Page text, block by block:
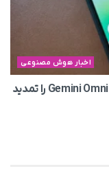
اخبار هوش مصنوعی
گوگل دسترسی رایگان به ابزار تولید ویدیوی Gemini Omni را تمدید